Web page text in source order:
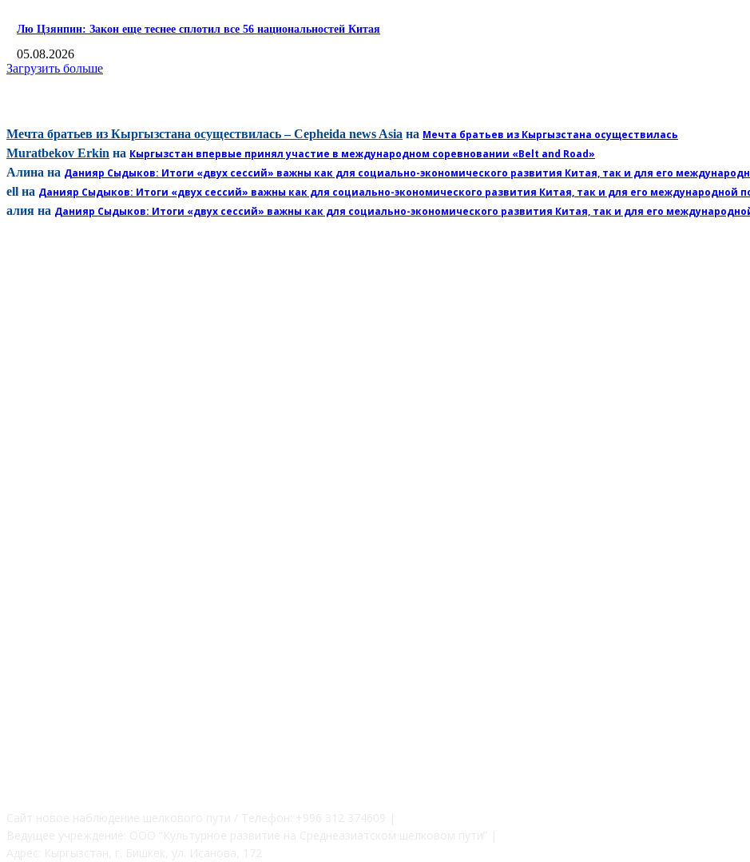
Лю Цзянпин: Закон еще теснее сплотил все 56 национальностей Китая
05.08.2026
Загрузить больше
Мечта братьев из Кыргызстана осуществилась – Cepheida news Asia на Мечта братьев из Кыргызстана осуществилась
Muratbekov Erkin на Кыргызстан впервые принял участие в международном соревновании «Belt and Road»
Алина на Данияр Сыдыков: Итоги «двух сессий» важны как для социально-экономического развития Китая, так и для его
ell на Данияр Сыдыков: Итоги «двух сессий» важны как для социально-экономического развития Китая, так и для его международной
алия на Данияр Сыдыков: Итоги «двух сессий» важны как для социально-экономического развития Китая, так и для его